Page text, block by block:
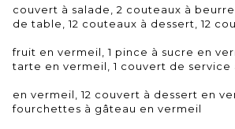
couvert à salade, 2 couteaux à
de table, 12 couteaux à dessert, 12
fruit en vermeil, 1 pince à sucre en
tarte en vermeil, 1 couvert de service
en vermeil, 12 couvert à dessert en
fourchettes à gâteau en vermeil